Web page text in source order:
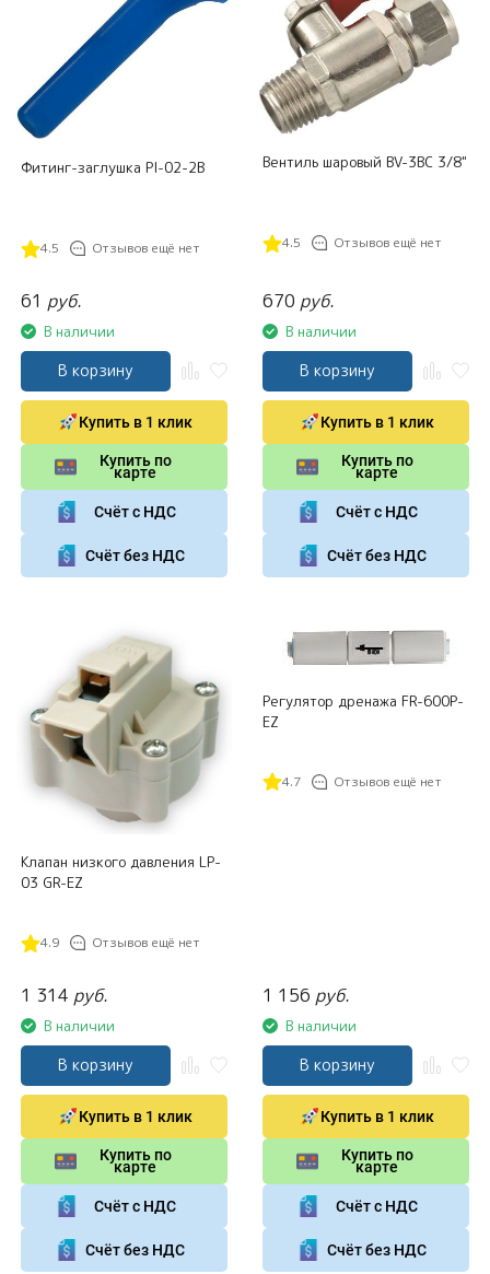
Фитинг-заглушка PI-02-2B
4.5 Отзывов ещё нет
61 руб.
В наличии
В корзину
Купить в 1 клик
Купить по
карте
Счёт с НДС
Счёт без НДС
Вентиль шаровый BV-3BC 3/8"
4.5 Отзывов ещё нет
670 руб.
В наличии
В корзину
Купить в 1 клик
Купить по
карте
Счёт с НДС
Счёт без НДС
Клапан низкого давления LP-
03 GR-EZ
4.9 Отзывов ещё нет
1 314 руб.
В наличии
В корзину
Купить в 1 клик
Купить по
карте
Счёт с НДС
Счёт без НДС
Регулятор дренажа FR-600P-
EZ
4.7 Отзывов ещё нет
1 156 руб.
В наличии
В корзину
Купить в 1 клик
Купить по
карте
Счёт с НДС
Счёт без НДС